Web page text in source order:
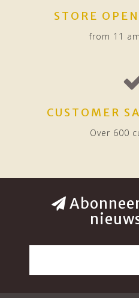
STORE
from 11
CUSTOMER
Over 600